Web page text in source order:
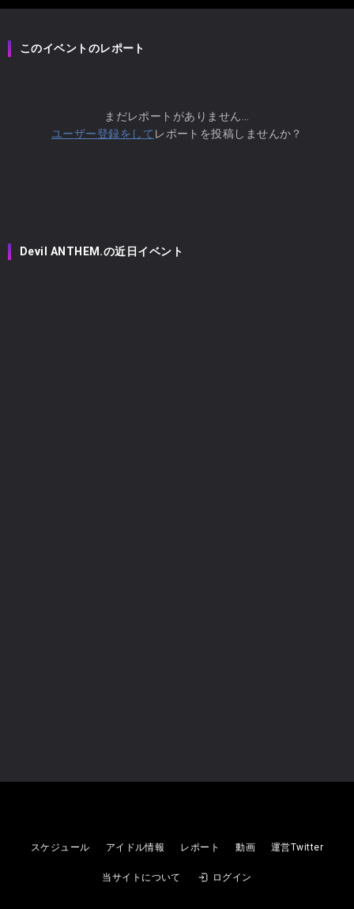
このイベントのレポート
まだレポートがありません...
ユーザー登録をして レポートを投稿しませんか？
Devil ANTHEM.の近日イベント
【FES】IDOL SUMMER JUNGLE
スケジュール アイドル情報 レポート 動画 運営Twitter
当サイトについて ログイン